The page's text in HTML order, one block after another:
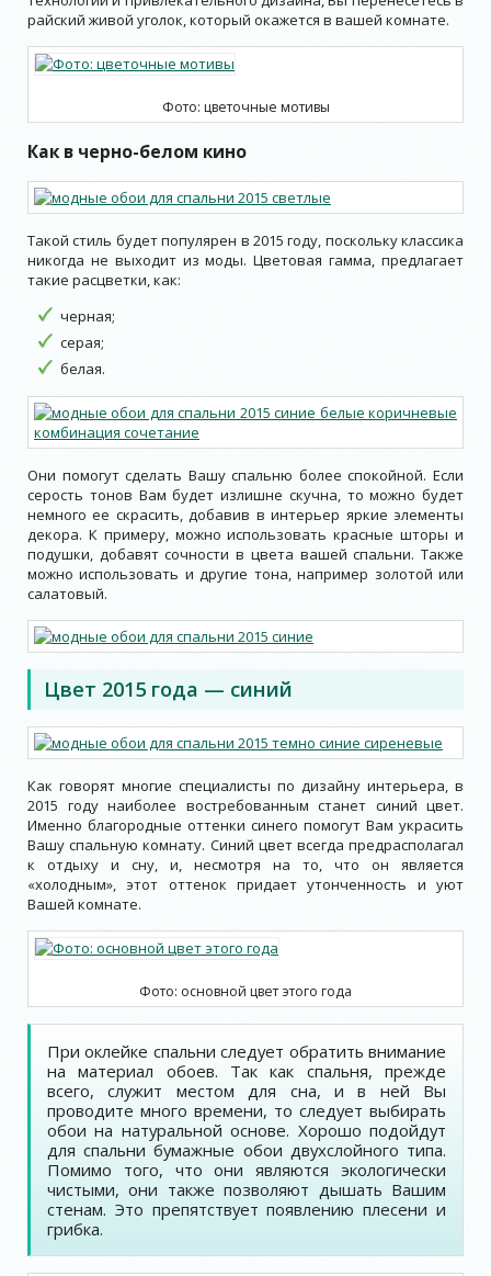
райский живой уголок, который окажется в вашей комнате.
Фото: цветочные мотивы
Как в черно-белом кино
Такой стиль будет популярен в 2015 году, поскольку классика
никогда не выходит из моды. Цветовая гамма, предлагает
такие расцветки, как:
черная;
серая;
белая.
Они помогут сделать Вашу спальню более спокойной. Если
серость тонов Вам будет излишне скучна, то можно будет
немного ее скрасить, добавив в интерьер яркие элементы
декора. К примеру, можно использовать красные шторы и
подушки, добавят сочности в цвета вашей спальни. Также
можно использовать и другие тона, например золотой или
салатовый.
Цвет 2015 года — синий
Как говорят многие специалисты по дизайну интерьера, в
2015 году наиболее востребованным станет синий цвет.
Именно благородные оттенки синего помогут Вам украсить
Вашу спальную комнату. Синий цвет всегда предрасполагал
к отдыху и сну, и, несмотря на то, что он является
«холодным», этот оттенок придает утонченность и уют
Вашей комнате.
Фото: основной цвет этого года
При оклейке спальни следует обратить внимание
на материал обоев. Так как спальня, прежде
всего, служит местом для сна, и в ней Вы
проводите много времени, то следует выбирать
обои на натуральной основе. Хорошо подойдут
для спальни бумажные обои двухслойного типа.
Помимо того, что они являются экологически
чистыми, они также позволяют дышать Вашим
стенам. Это препятствует появлению плесени и
грибка.